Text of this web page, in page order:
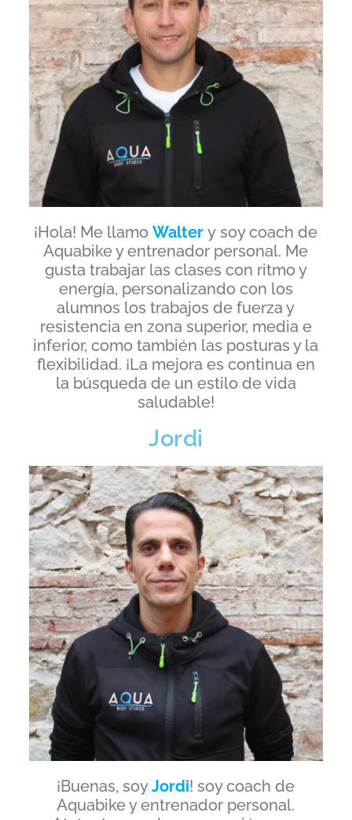
¡Hola! Me llamoWaltery soy coach de
Aquabike y entrenador personal. Me
gusta trabajar las clases con ritmo y
energía, personalizando con los
alumnos los trabajos de fuerza y
resistencia en zona superior, media e
inferior, como también las posturas y la
flexibilidad. ¡La mejora es continua en
la búsqueda de un estilo de vida
saludable!
Jordi
¡Buenas, soyJordi! soy coach de
Aquabike y entrenador personal.